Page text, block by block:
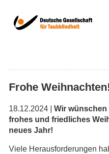
Frohe
18.12.2024 | Wir wünschen
frohes und friedliches
neues Jahr!
Viele Herausforderungen